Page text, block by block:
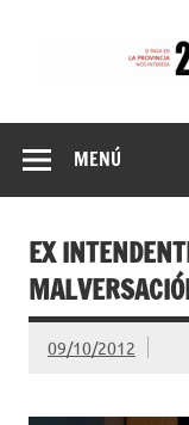
MENÚ
EX
09/10/2012